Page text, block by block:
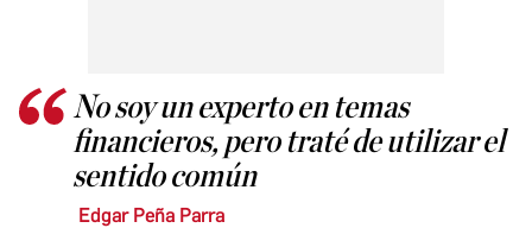
No soy un experto en temas
financieros, pero traté de utilizar el
sentido común
Edgar Peña Parra